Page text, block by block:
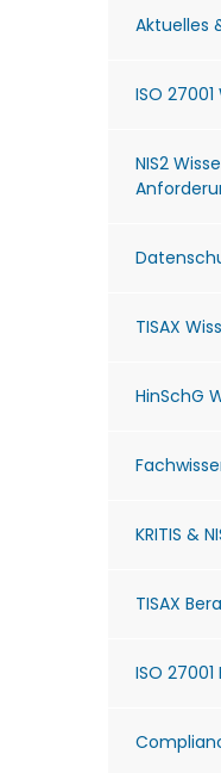
Aktuelles
ISO
NIS2
TISAX
HinSchG
KRITIS &
TISAX
ISO